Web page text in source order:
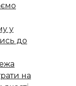
у
до
на